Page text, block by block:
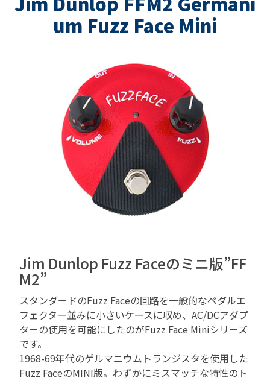
um Fuzz Face Mini
Jim Dunlop Fuzz Faceのミニ版”FF
M2”
スタンダードのFuzz Faceの回路を一般的なペダルエ
フェクター並みに小さいケースに収め、AC/DCアダプ
ターの使用を可能にしたのがFuzz Face Miniシリーズ
です。
1968-69年代のゲルマニウムトランジスタを使用した
Fuzz FaceのMINI版。わずかにミスマッチな特性のト